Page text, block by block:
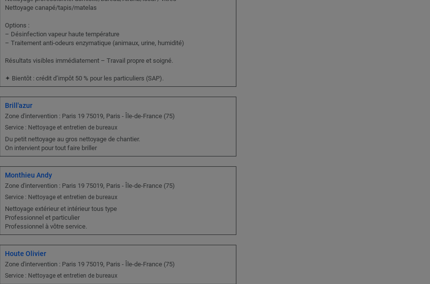
Nettoyage canapé/tapis/matelas
Options :
– Désinfection vapeur haute température
– Traitement anti-odeurs enzymatique (animaux, urine, humidité)
Résultats visibles immédiatement – Travail propre et soigné.
✦ Bientôt : crédit d’impôt 50 % pour les particuliers (SAP).
Brill'azur
Zone d'intervention : Paris 19 75019, Paris - Île-de-France (75)
Service : Nettoyage et entretien de bureaux
Du petit nettoyage au gros nettoyage de chantier.
On intervient pour tout faire briller
Monthieu Andy
Zone d'intervention : Paris 19 75019, Paris - Île-de-France (75)
Service : Nettoyage et entretien de bureaux
Nettoyage extérieur et intérieur tous type
Professionnel et particulier
Professionnel à vôtre service.
Houte Olivier
Zone d'intervention : Paris 19 75019, Paris - Île-de-France (75)
Service : Nettoyage et entretien de bureaux